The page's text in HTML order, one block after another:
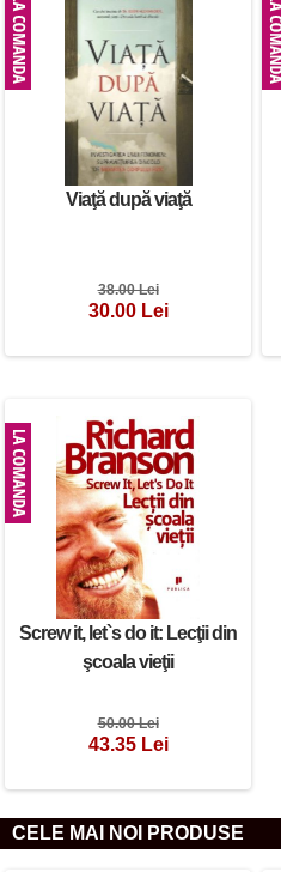
Viaţă după viaţă
38.00 Lei
30.00 Lei
Screw it, let`s do it: Lecţii din
şcoala vieţii
50.00 Lei
43.35 Lei
CELE MAI NOI PRODUSE